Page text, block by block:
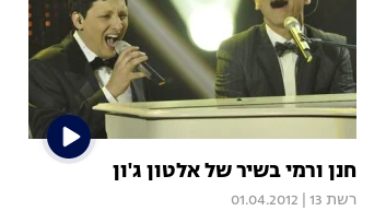
חנן ורמי בשיר של אלטון ג'ון
רשת 13 01.04.2012